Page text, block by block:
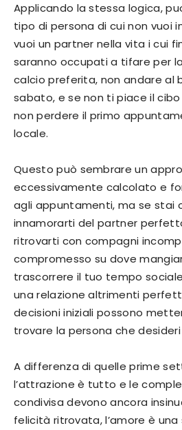
Applicando la stessa logica,
tipo di persona di cui non vuoi
vuoi un partner nella vita i cui
saranno occupati a tifare per
calcio preferita, non andare al
sabato, e se non ti piace il
non perdere il primo
locale.
Questo può sembrare un
eccessivamente calcolato e
agli appuntamenti, ma se stai
innamorarti del partner
ritrovarti con compagni
compromesso su dove
trascorrere il tuo tempo
una relazione altrimenti
decisioni iniziali possono
trovare la persona che
A differenza di quelle prime
l’attrazione è tutto e le
condivisa devono ancora
felicità ritrovata, l’amore è